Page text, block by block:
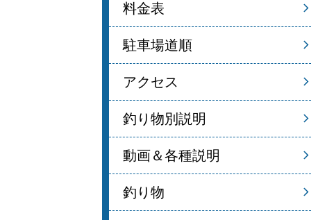
料金表
駐車場道順
アクセス
釣り物別説明
動画＆各種説明
釣り物